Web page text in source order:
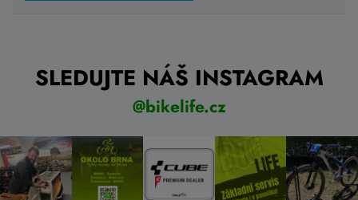
SLEDUJTE NÁŠ INSTAGRAM
@bikelife.cz